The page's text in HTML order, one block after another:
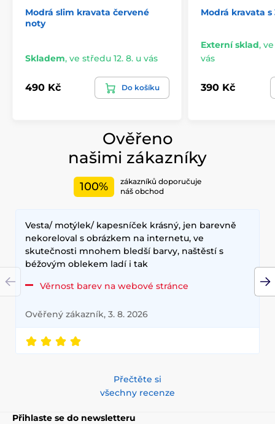
Modrá slim kravata červené
noty
Skladem, ve středu 12. 8. u vás
490 Kč Do košíku
Modrá kravata
Externí sklad,
vás
390 Kč
Ověřeno
našimi zákazníky
100%
zákazníků doporučuje
náš obchod
Vesta/ motýlek/ kapesníček krásný, jen barevně
nekoreloval s obrázkem na internetu, ve
skutečnosti mnohem bledší barvy, naštěstí s
béžovým oblekem ladí i tak
Věrnost barev na webové stránce
Ověřený zákazník, 3. 8. 2026
Přečtěte si
všechny recenze
Přihlaste se do newsletteru